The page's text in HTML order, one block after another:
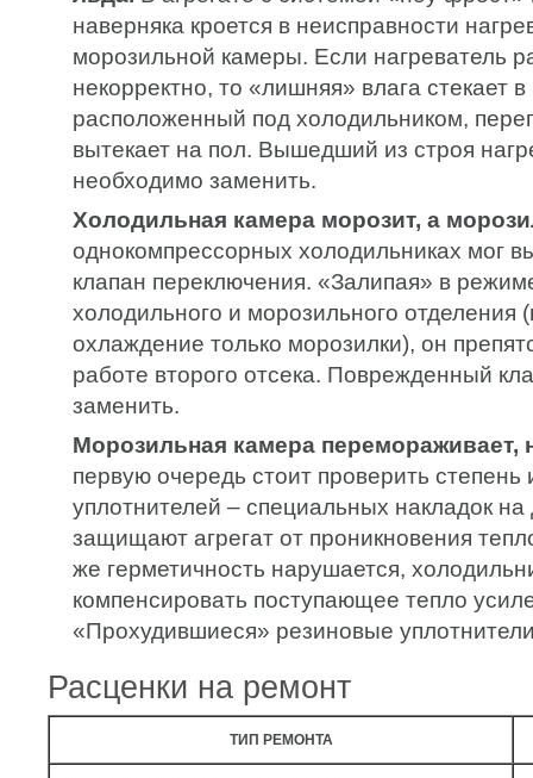
наверняка кроется в неисправности
морозильной камеры. Если нагреватель
некорректно, то «лишняя» влага стекает
расположенный под холодильником,
вытекает на пол. Вышедший из строя
необходимо заменить.
Холодильная камера морозит, а
однокомпрессорных холодильниках мог
клапан переключения. «Залипая» в
холодильного и морозильного отделения
охлаждение только морозилки), он
работе второго отсека. Поврежденный
заменить.
Морозильная камера перемораживает,
первую очередь стоит проверить
уплотнителей – специальных накладок
защищают агрегат от проникновения
же герметичность нарушается,
компенсировать поступающее тепло
«Прохудившиеся» резиновые
Расценки на ремонт
ТИП РЕМОНТА